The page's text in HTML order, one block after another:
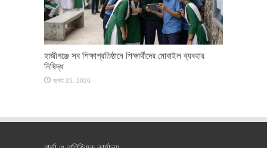
হাজীগঞ্জে সব শিক্ষাপ্রতিষ্ঠানে শিক্ষার্থীদের মোবাইল ব্যবহার
নিষিদ্ধ
জুলাই 25, 2026